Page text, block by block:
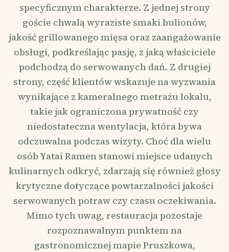
specyficznym charakterze. Z jednej strony
goście chwalą wyraziste smaki bulionów,
jakość grillowanego mięsa oraz zaangażowanie
obsługi, podkreślając pasję, z jaką właściciele
podchodzą do serwowanych dań. Z drugiej
strony, część klientów wskazuje na wyzwania
wynikające z kameralnego metrażu lokalu,
takie jak ograniczona prywatność czy
niedostateczna wentylacja, która bywa
odczuwalna podczas wizyty. Choć dla wielu
osób Yatai Ramen stanowi miejsce udanych
kulinarnych odkryć, zdarzają się również głosy
krytyczne dotyczące powtarzalności jakości
serwowanych potraw czy czasu oczekiwania.
Mimo tych uwag, restauracja pozostaje
rozpoznawalnym punktem na
gastronomicznej mapie Pruszkowa,